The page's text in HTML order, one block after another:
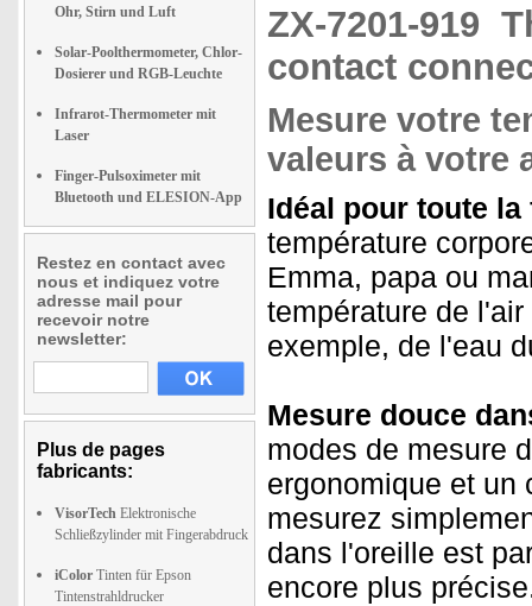
Ohr, Stirn und Luft
Solar-Poolthermometer, Chlor-
Dosierer und RGB-Leuchte
Infrarot-Thermometer mit
Laser
Finger-Pulsoximeter mit
Bluetooth und ELESION-App
Restez en contact avec
nous et indiquez votre
adresse mail pour
recevoir notre
newsletter:
Plus de pages
fabricants:
VisorTech Elektronische
Schließzylinder mit Fingerabdruck
iColor Tinten für Epson
Tintenstrahldrucker
ZX-7201-919
contact
Mesure votre
valeurs à votre
Idéal pour toute la
température
Emma, papa ou
température de
exemple, de l'eau
Mesure douce
modes de mesure
ergonomique et un
mesurez
dans l'oreille est
encore plus